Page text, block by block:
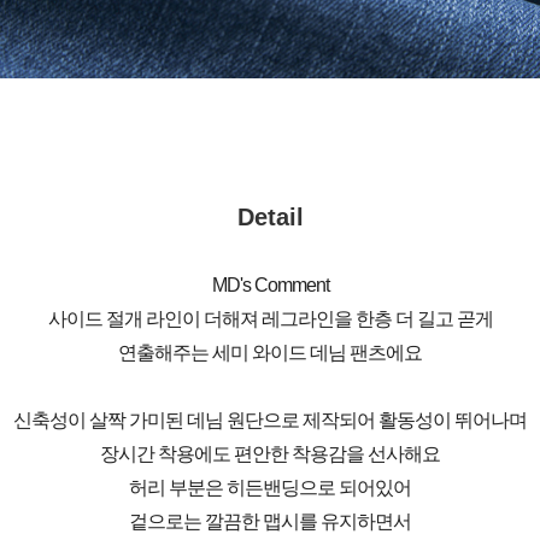
Detail
MD's Comment
사이드 절개 라인이 더해져 레그라인을 한층 더 길고 곧게
연출해주는 세미 와이드 데님 팬츠에요
신축성이 살짝 가미된 데님 원단으로 제작되어 활동성이 뛰어나며
장시간 착용에도 편안한 착용감을 선사해요
허리 부분은 히든밴딩으로 되어있어
겉으로는 깔끔한 맵시를 유지하면서